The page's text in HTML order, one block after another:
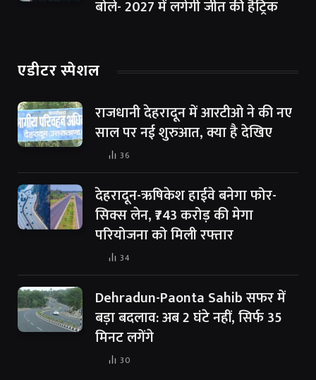
बोले- 2027 में लगेगी जीत की हैट्रिक
एडीटर स्पेशल
राजधानी देहरादून में आरटीओ ने की नए
साल पर नई शुरुआत, क्या है देखिए
36
देहरादून-ऋषिकेश हाईवे बनेगा फोर-
सिक्स लेन, ₹743 करोड़ की मेगा
परियोजना को मिली रफ्तार
34
Dehradun-Paonta Sahib सफर में
बड़ा बदलाव: अब 2 घंटे नहीं, सिर्फ 35
मिनट लगेंगे
30